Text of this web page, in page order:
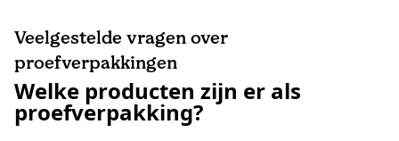
Veelgestelde vragen over
proefverpakkingen
Welke producten zijn er als
proefverpakking?